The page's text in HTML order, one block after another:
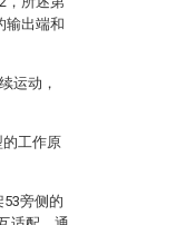
输出端和
运动，
工作原
旁侧的